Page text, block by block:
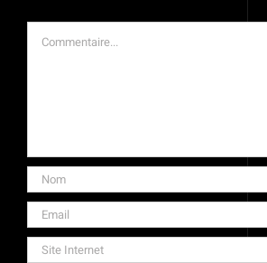
Commentaire